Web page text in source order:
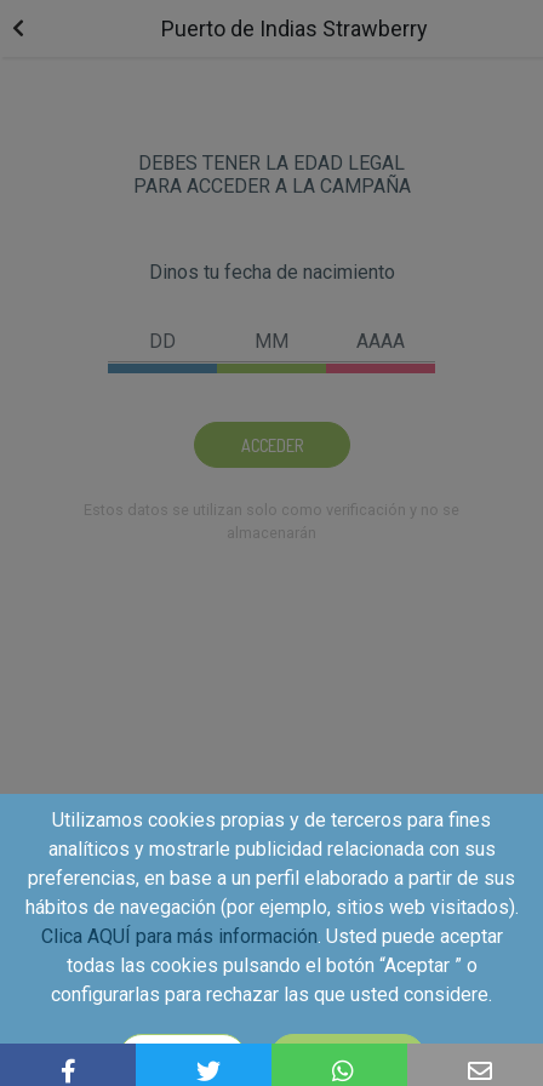
Puerto de Indias Strawberry
DEBES TENER LA EDAD LEGAL
PARA ACCEDER A LA CAMPAÑA
Dinos tu fecha de nacimiento
ACCEDER
Estos datos se utilizan solo como verificación y no se
almacenarán
Copyright©2026 - Kuvut - All rights reserved, Calle Iriarte
Utilizamos cookies propias y de terceros para fines
analíticos y mostrarle publicidad relacionada con sus
preferencias, en base a un perfil elaborado a partir de sus
hábitos de navegación (por ejemplo, sitios web visitados).
Clica AQUÍ para más información. Usted puede aceptar
todas las cookies pulsando el botón “Aceptar ” o
configurarlas para rechazar las que usted considere.
CONFIGURAR ACEPTAR